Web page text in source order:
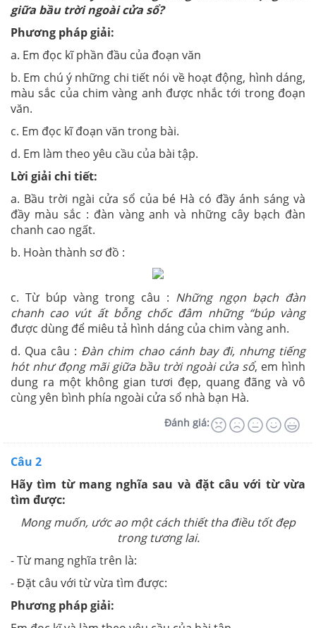
giữa bầu trời ngoài cửa sổ?
Phương pháp giải:
a. Em đọc kĩ phần đầu của đoạn văn
b. Em chú ý những chi tiết nói về hoạt động, hình dáng,
màu sắc của chim vàng anh được nhắc tới trong đoạn
văn.
c. Em đọc kĩ đoạn văn trong bài.
d. Em làm theo yêu cầu của bài tập.
Lời giải chi tiết:
a. Bầu trời ngài cửa sổ của bé Hà có đầy ánh sáng và
đầy màu sắc : đàn vàng anh và những cây bạch đàn
chanh cao ngất.
b. Hoàn thành sơ đồ :
c. Từ búp vàng trong câu : Những ngọn bạch đàn
chanh cao vút ất bỗng chốc đâm những “búp vàng
được dùng để miêu tả hình dáng của chim vàng anh.
d. Qua câu : Đàn chim chao cánh bay đi, nhưng tiếng
hót như đọng mãi giữa bầu trời ngoài cửa sổ, em hình
dung ra một không gian tươi đẹp, quang đãng và vô
cùng yên bình phía ngoài cửa sổ nhà bạn Hà.
Đánh giá:
Câu 2
Hãy tìm từ mang nghĩa sau và đặt câu với từ vừa
tìm được:
Mong muốn, ước ao một cách thiết tha điều tốt đẹp
trong tương lai.
- Từ mang nghĩa trên là:
- Đặt câu với từ vừa tìm được:
Phương pháp giải: